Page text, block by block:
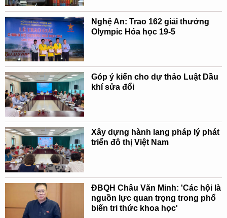
Nghệ An: Trao 162 giải thưởng
Olympic Hóa học 19-5
Góp ý kiến cho dự thảo Luật Dầu
khí sửa đổi
Xây dựng hành lang pháp lý phát
triển đô thị Việt Nam
ĐBQH Châu Văn Minh: 'Các hội là
nguồn lực quan trọng trong phổ
biến tri thức khoa học'